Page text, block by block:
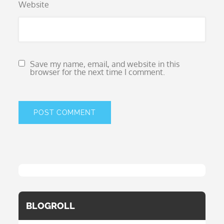
Website
Save my name, email, and website in this
browser for the next time I comment.
BLOGROLL